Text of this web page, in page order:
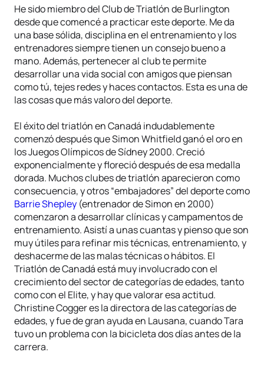
He sido miembro del Club de Triatlón de Burlington
desde que comencé a practicar este deporte. Me da
una base sólida, disciplina en el entrenamiento y los
entrenadores siempre tienen un consejo bueno a
mano. Además, pertenecer al club te permite
desarrollar una vida social con amigos que piensan
como tú, tejes redes y haces contactos. Esta es una de
las cosas que más valoro del deporte.
El éxito del triatlón en Canadá indudablemente
comenzó después que Simon Whitfield ganó el oro en
los Juegos Olímpicos de Sídney 2000. Creció
exponencialmente y floreció después de esa medalla
dorada. Muchos clubes de triatlón aparecieron como
consecuencia, y otros “embajadores” del deporte como
Barrie Shepley (entrenador de Simon en 2000)
comenzaron a desarrollar clínicas y campamentos de
entrenamiento. Asistí a unas cuantas y pienso que son
muy útiles para refinar mis técnicas, entrenamiento, y
deshacerme de las malas técnicas o hábitos. El
Triatlón de Canadá está muy involucrado con el
crecimiento del sector de categorías de edades, tanto
como con el Elite, y hay que valorar esa actitud.
Christine Cogger es la directora de las categorías de
edades, y fue de gran ayuda en Lausana, cuando Tara
tuvo un problema con la bicicleta dos días antes de la
carrera.